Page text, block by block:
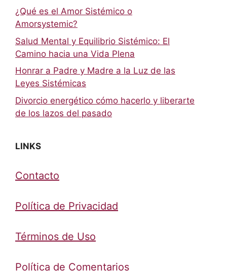
¿Qué es el Amor Sistémico o
Amorsystemic?
Salud Mental y Equilibrio Sistémico: El
Camino hacia una Vida Plena
Honrar a Padre y Madre a la Luz de las
Leyes Sistémicas
Divorcio energético cómo hacerlo y liberarte
de los lazos del pasado
LINKS
Contacto
Política de Privacidad
Términos de Uso
Política de Comentarios